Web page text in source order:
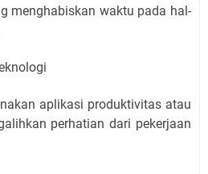
menghabiskan waktu pada hal-
aplikasi produktivitas atau
perhatian dari pekerjaan